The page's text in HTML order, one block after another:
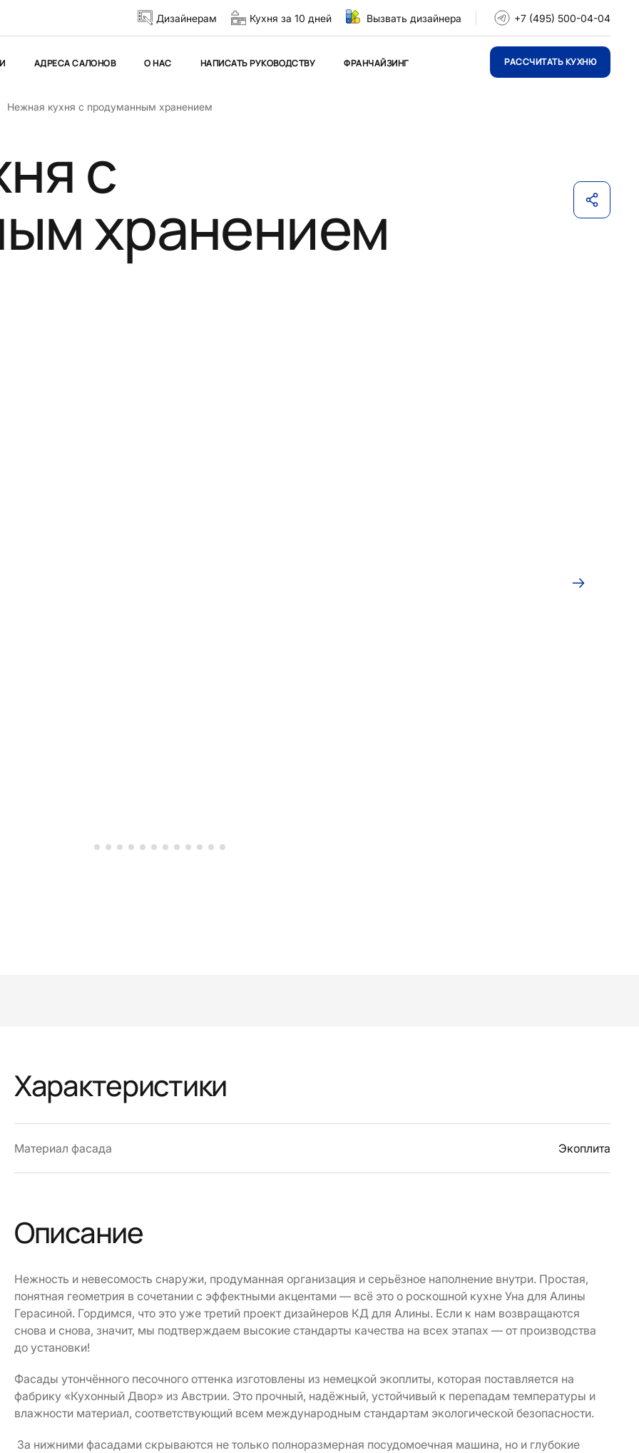
Дизайнерам Кухня за 10 дней Вызвать дизайнера +7 (495) 500-04-04
АДРЕСА САЛОНОВ О НАС НАПИСАТЬ РУКОВОДСТВУ ФРАНЧАЙЗИНГ РАССЧИТАТЬ КУХНЮ
Нежная кухня с продуманным хранением
с
хранением
Характеристики
Материал фасада Экоплита
Описание
Нежность и невесомость снаружи, продуманная организация и серьёзное наполнение внутри. Простая,
понятная геометрия в сочетании с эффектными акцентами — всё это о роскошной кухне Уна для Алины
Герасиной. Гордимся, что это уже третий проект дизайнеров КД для Алины. Если к нам возвращаются
снова и снова, значит, мы подтверждаем высокие стандарты качества на всех этапах — от производства
до установки!
Фасады утончённого песочного оттенка изготовлены из немецкой экоплиты, которая поставляется на
фабрику «Кухонный Двор» из Австрии. Это прочный, надёжный, устойчивый к перепадам температуры и
влажности материал, соответствующий всем международным стандартам экологической безопасности.
За нижними фасадами скрываются не только полноразмерная посудомоечная машина, но и глубокие